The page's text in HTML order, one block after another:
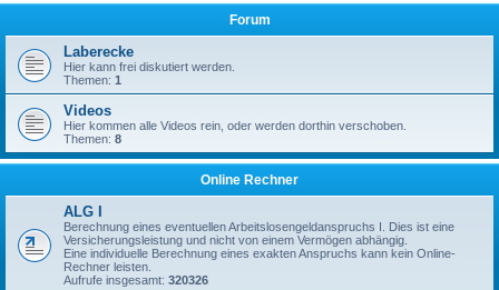
Forum
Laberecke
Hier kann frei diskutiert werden.
Themen: 1
Videos
Hier kommen alle Videos rein, oder werden dorthin verschoben.
Themen: 8
Online Rechner
ALG I
Berechnung eines eventuellen Arbeitslosengeldanspruchs I. Dies ist eine
Versicherungsleistung und nicht von einem Vermögen abhängig.
Eine individuelle Berechnung eines exakten Anspruchs kann kein Online-
Rechner leisten.
Aufrufe insgesamt: 320326